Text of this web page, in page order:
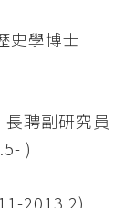
史學博士
聘副研究員
)
2013.2)